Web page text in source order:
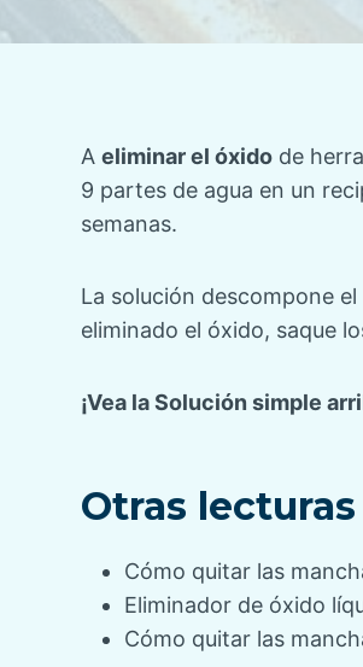
A eliminar el óxido de
9 partes de agua en un
semanas.
La solución descompone
eliminado el óxido, saque
¡Vea la Solución simple
Otras lecturas
Cómo quitar las
Eliminador de óxido
Cómo quitar las